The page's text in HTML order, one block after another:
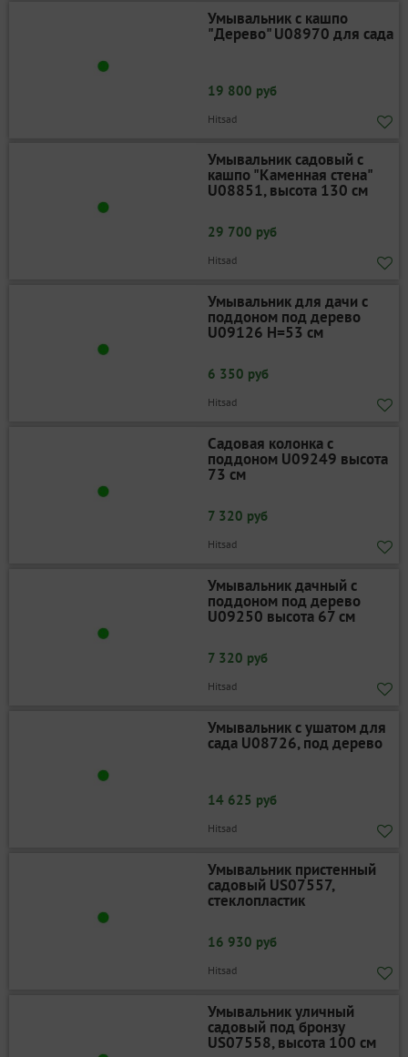
Умывальник с кашпо
"Дерево" U08970 для сада
19 800 руб
Hitsad
Умывальник садовый с
кашпо "Каменная стена"
U08851, высота 130 см
29 700 руб
Hitsad
Умывальник для дачи с
поддоном под дерево
U09126 H=53 см
6 350 руб
Hitsad
Садовая колонка с
поддоном U09249 высота
73 см
7 320 руб
Hitsad
Умывальник дачный с
поддоном под дерево
U09250 высота 67 см
7 320 руб
Hitsad
Умывальник с ушатом для
сада U08726, под дерево
14 625 руб
Hitsad
Умывальник пристенный
садовый US07557,
стеклопластик
16 930 руб
Hitsad
Умывальник уличный
садовый под бронзу
US07558, высота 100 см